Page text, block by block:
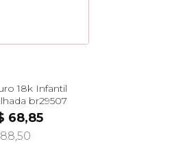
18k Infantil
br29507
68,85